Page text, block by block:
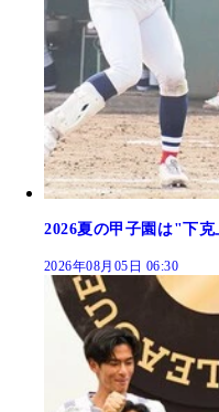
2026夏の甲子園は"下克
2026年08月05日 06:30